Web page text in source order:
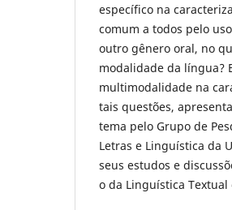
específico na
comum a todos pelo
outro gênero oral, no
modalidade da língua?
multimodalidade na
tais questões,
tema pelo Grupo de
Letras e Linguística da
seus estudos e
o da Linguística Textual